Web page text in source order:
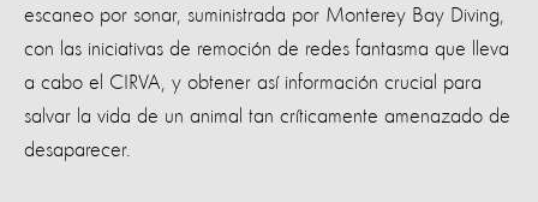
escaneo por sonar, suministrada por Monterey Bay Diving,
con las iniciativas de remoción de redes fantasma que lleva
a cabo el CIRVA, y obtener así información crucial para
salvar la vida de un animal tan críticamente amenazado de
desaparecer.